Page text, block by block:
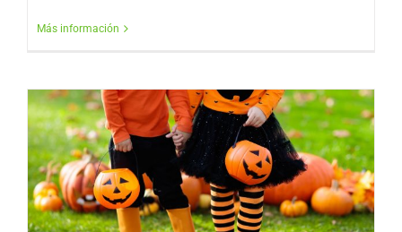
Más información